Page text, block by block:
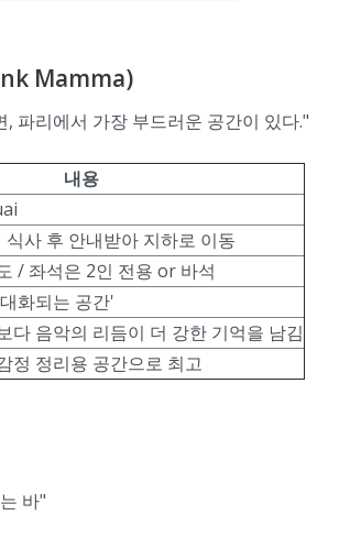
Mamma)
파리에서 가장 부드러운 공간이 있다."
내용
사 후 안내받아 지하로 이동
/ 좌석은 2인 전용 or 바석
화되는 공간'
다 음악의 리듬이 더 강한 기억을 남김
정 정리용 공간으로 최고
바"